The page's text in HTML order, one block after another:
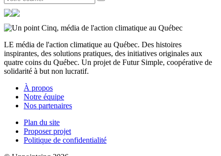
LE média de l'action climatique au Québec. Des histoires
inspirantes, des solutions pratiques, des initiatives originales aux
quatre coins du Québec. Un projet de Futur Simple, coopérative de
solidarité à but non lucratif.
À propos
Notre équipe
Nos partenaires
Plan du site
Proposer projet
Politique de confidentialité